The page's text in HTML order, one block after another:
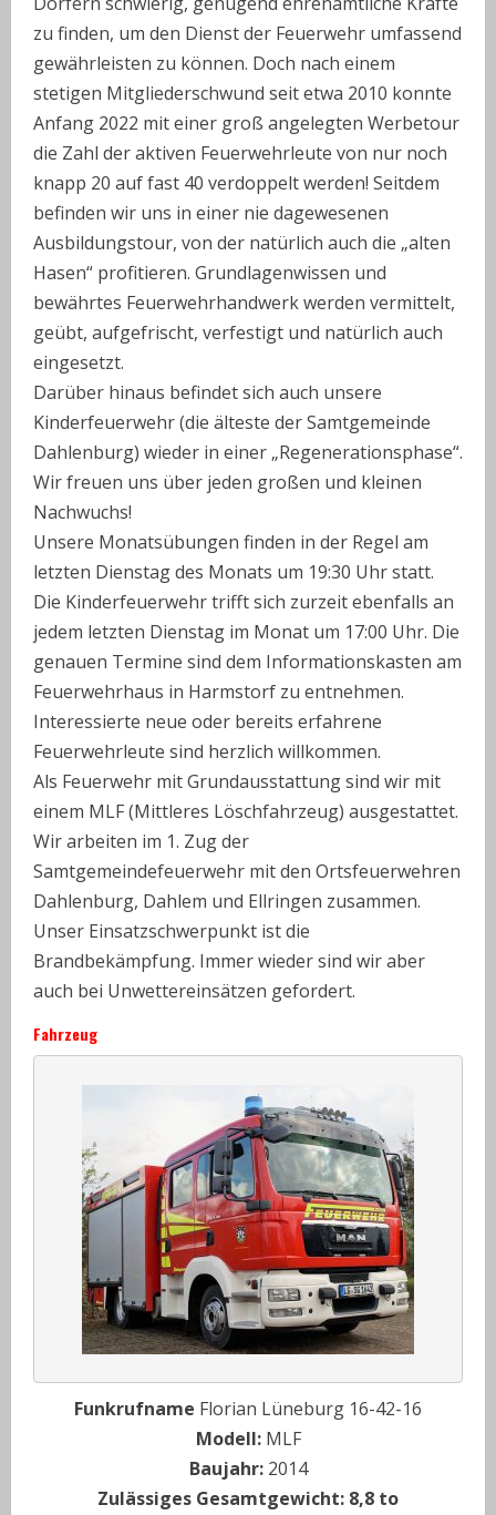
zu finden, um den Dienst der Feuerwehr umfassend
gewährleisten zu können. Doch nach einem
stetigen Mitgliederschwund seit etwa 2010 konnte
Anfang 2022 mit einer groß angelegten Werbetour
die Zahl der aktiven Feuerwehrleute von nur noch
knapp 20 auf fast 40 verdoppelt werden! Seitdem
befinden wir uns in einer nie dagewesenen
Ausbildungstour, von der natürlich auch die „alten
Hasen“ profitieren. Grundlagenwissen und
bewährtes Feuerwehrhandwerk werden vermittelt,
geübt, aufgefrischt, verfestigt und natürlich auch
eingesetzt.
Darüber hinaus befindet sich auch unsere
Kinderfeuerwehr (die älteste der Samtgemeinde
Dahlenburg) wieder in einer „Regenerationsphase“.
Wir freuen uns über jeden großen und kleinen
Nachwuchs!
Unsere Monatsübungen finden in der Regel am
letzten Dienstag des Monats um 19:30 Uhr statt.
Die Kinderfeuerwehr trifft sich zurzeit ebenfalls an
jedem letzten Dienstag im Monat um 17:00 Uhr. Die
genauen Termine sind dem Informationskasten am
Feuerwehrhaus in Harmstorf zu entnehmen.
Interessierte neue oder bereits erfahrene
Feuerwehrleute sind herzlich willkommen.
Als Feuerwehr mit Grundausstattung sind wir mit
einem MLF (Mittleres Löschfahrzeug) ausgestattet.
Wir arbeiten im 1. Zug der
Samtgemeindefeuerwehr mit den Ortsfeuerwehren
Dahlenburg, Dahlem und Ellringen zusammen.
Unser Einsatzschwerpunkt ist die
Brandbekämpfung. Immer wieder sind wir aber
auch bei Unwettereinsätzen gefordert.
Fahrzeug
Funkrufname Florian Lüneburg 16-42-16
Modell: MLF
Baujahr: 2014
Zulässiges Gesamtgewicht: 8,8 to